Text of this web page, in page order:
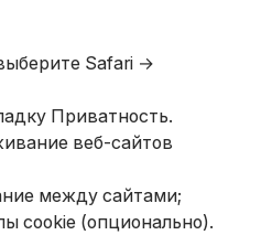
Safari →
Приватность.
веб-сайтов
между сайтами;
cookie (опционально).